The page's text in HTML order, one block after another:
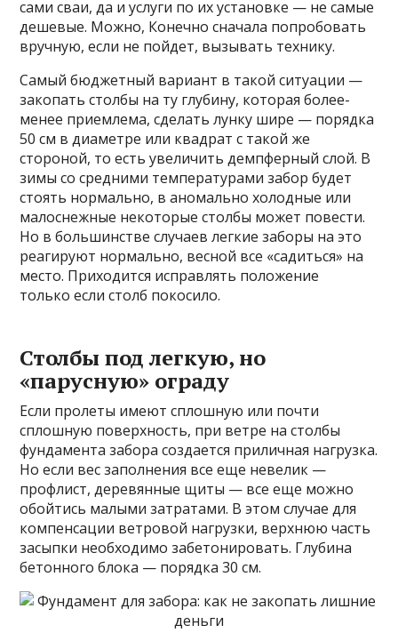
сами сваи, да и услуги по их установке — не самые
дешевые. Можно, Конечно сначала попробовать
вручную, если не пойдет, вызывать технику.
Самый бюджетный вариант в такой ситуации —
закопать столбы на ту глубину, которая более-
менее приемлема, сделать лунку шире — порядка
50 см в диаметре или квадрат с такой же
стороной, то есть увеличить демпферный слой. В
зимы со средними температурами забор будет
стоять нормально, в аномально холодные или
малоснежные некоторые столбы может повести.
Но в большинстве случаев легкие заборы на это
реагируют нормально, весной все «садиться» на
место. Приходится исправлять положение
только если столб покосило.
Столбы под легкую, но
«парусную» ограду
Если пролеты имеют сплошную или почти
сплошную поверхность, при ветре на столбы
фундамента забора создается приличная нагрузка.
Но если вес заполнения все еще невелик —
профлист, деревянные щиты — все еще можно
обойтись малыми затратами. В этом случае для
компенсации ветровой нагрузки, верхнюю часть
засыпки необходимо забетонировать. Глубина
бетонного блока — порядка 30 см.